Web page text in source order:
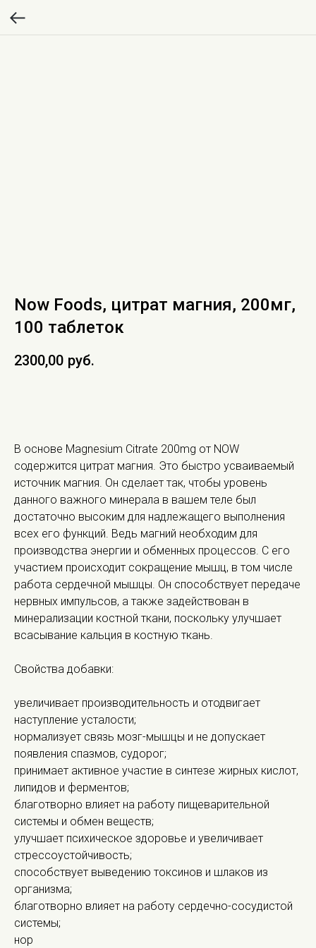
Now Foods, цитрат магния, 200мг,
100 таблеток
2300,00 руб.
В основе Magnesium Citrate 200mg от NOW
содержится цитрат магния. Это быстро усваиваемый
источник магния. Он сделает так, чтобы уровень
данного важного минерала в вашем теле был
достаточно высоким для надлежащего выполнения
всех его функций. Ведь магний необходим для
производства энергии и обменных процессов. С его
участием происходит сокращение мышц, в том числе
работа сердечной мышцы. Он способствует передаче
нервных импульсов, а также задействован в
минерализации костной ткани, поскольку улучшает
всасывание кальция в костную ткань.
Свойства добавки:
увеличивает производительность и отодвигает
наступление усталости;
нормализует связь мозг-мышцы и не допускает
появления спазмов, судорог;
принимает активное участие в синтезе жирных кислот,
липидов и ферментов;
благотворно влияет на работу пищеварительной
системы и обмен веществ;
улучшает психическое здоровье и увеличивает
стрессоустойчивость;
способствует выведению токсинов и шлаков из
организма;
благотворно влияет на работу сердечно-сосудистой
системы;
нор